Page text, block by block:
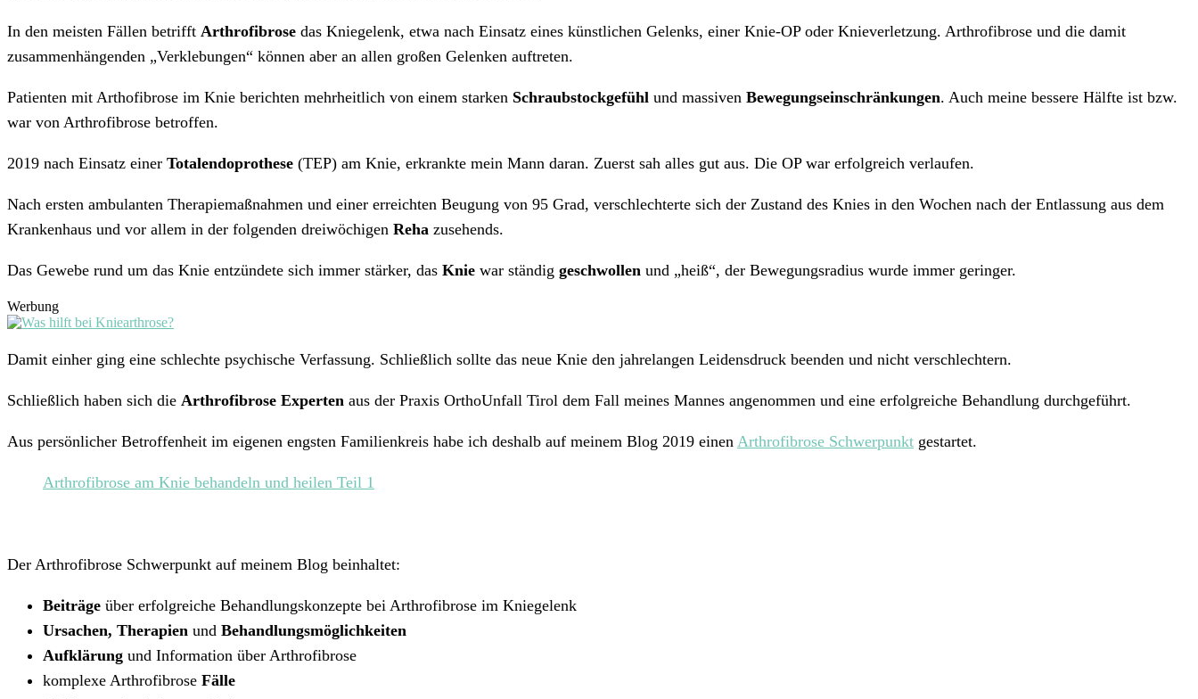
In den meisten Fällen betrifft Arthrofibrose das Kniegelenk, etwa nach Einsatz eines künstlichen Gelenks, einer Knie-OP oder Knieverletzung. Arthrofibrose und die damit
zusammenhängenden „Verklebungen“ können aber an allen großen Gelenken auftreten.
Patienten mit Arthofibrose im Knie berichten mehrheitlich von einem starken Schraubstockgefühl und massiven Bewegungseinschränkungen. Auch meine bessere Hälfte ist bzw.
war von Arthrofibrose betroffen.
2019 nach Einsatz einer Totalendoprothese (TEP) am Knie, erkrankte mein Mann daran. Zuerst sah alles gut aus. Die OP war erfolgreich verlaufen.
Nach ersten ambulanten Therapiemaßnahmen und einer erreichten Beugung von 95 Grad, verschlechterte sich der Zustand des Knies in den Wochen nach der Entlassung aus dem
Krankenhaus und vor allem in der folgenden dreiwöchigen Reha zusehends.
Das Gewebe rund um das Knie entzündete sich immer stärker, das Knie war ständig geschwollen und „heiß“, der Bewegungsradius wurde immer geringer.
Werbung
Damit einher ging eine schlechte psychische Verfassung. Schließlich sollte das neue Knie den jahrelangen Leidensdruck beenden und nicht verschlechtern.
Schließlich haben sich die Arthrofibrose Experten aus der Praxis OrthoUnfall Tirol dem Fall meines Mannes angenommen und eine erfolgreiche Behandlung durchgeführt.
Aus persönlicher Betroffenheit im eigenen engsten Familienkreis habe ich deshalb auf meinem Blog 2019 einen Arthrofibrose Schwerpunkt gestartet.
Arthrofibrose am Knie behandeln und heilen Teil 1
Der Arthrofibrose Schwerpunkt auf meinem Blog beinhaltet:
Beiträge über erfolgreiche Behandlungskonzepte bei Arthrofibrose im Kniegelenk
Ursachen, Therapien und Behandlungsmöglichkeiten
Aufklärung und Information über Arthrofibrose
komplexe Arthrofibrose Fälle